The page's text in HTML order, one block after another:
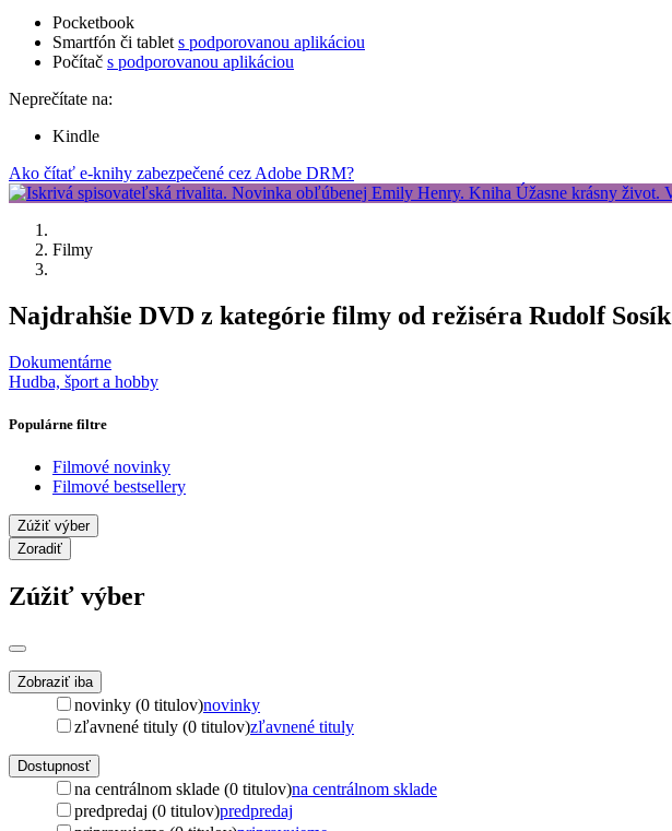
Pocketbook
Smartfón či tablet s podporovanou aplikáciou
Počítač s podporovanou aplikáciou
Neprečítate na:
Kindle
Ako čítať e-knihy zabezpečené cez Adobe DRM?
Filmy
Najdrahšie DVD z kategórie filmy od režiséra Rudolf Sosík
Dokumentárne
Hudba, šport a hobby
Populárne filtre
Filmové novinky
Filmové bestsellery
Zúžiť výber
Zoradiť
Zúžiť výber
Zobraziť iba
novinky (0 titulov)novinky
zľavnené tituly (0 titulov)zľavnené tituly
Dostupnosť
na centrálnom sklade (0 titulov)na centrálnom sklade
predpredaj (0 titulov)predpredaj